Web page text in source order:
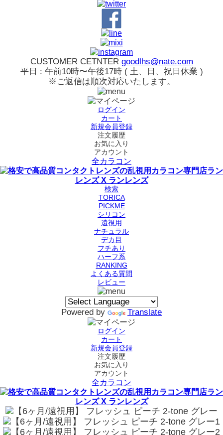
CUSTOMER CETNTER goodlhs@nate.com
平日 : 午前10時〜午後17時 ( 土、日、祝日休業 )
※ご返信は順次対応いたします。
ログイン
カート
新規会員登録
注文履歴
お気に入り
アカウント
全カラコン
検索
TORICA
PICKME
シリコン
遠視用
ナチュラル
デカ目
フチあり
ハーフ系
RANKING
よくある質問
レビュー
Powered by Translate
ログイン
カート
新規会員登録
注文履歴
お気に入り
アカウント
全カラコン